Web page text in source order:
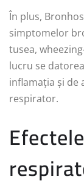
În plus,
simptomelor
tusea,
lucru se
inflamația și de
respirator.